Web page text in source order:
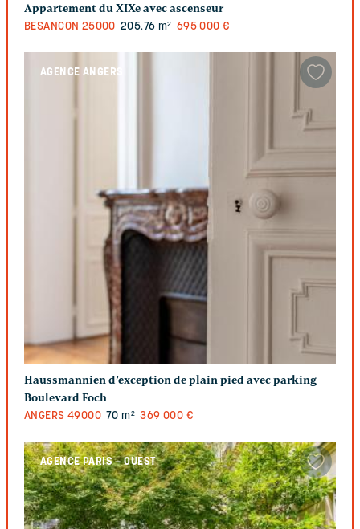
Appartement du XIXe avec ascenseur
BESANCON 25000 205.76 m² 695 000 €
AGENCE ANGERS
Haussmannien d’exception de plain pied avec parking
Boulevard Foch
ANGERS 49000 70 m² 369 000 €
AGENCE PARIS – OUEST